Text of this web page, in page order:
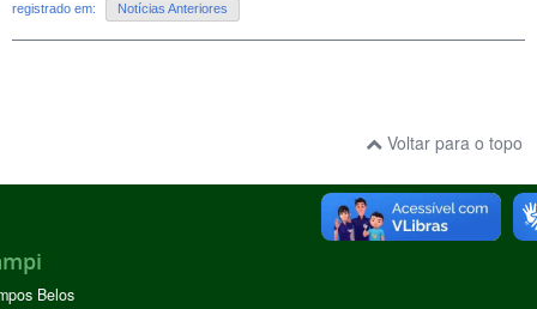
registrado em: Notícias Anteriores
Voltar para o topo
Belos